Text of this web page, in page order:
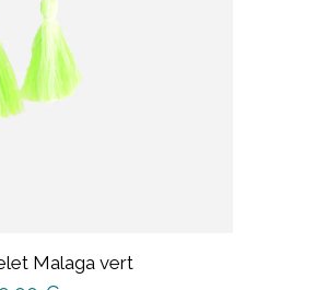
Malaga vert